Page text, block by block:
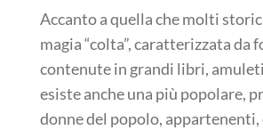
Accanto a quella che molti
magia “colta”, caratterizzata da
contenute in grandi libri,
esiste anche una più popolare,
donne del popolo,